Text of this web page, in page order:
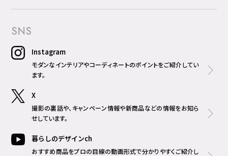
SNS
Instagram
モダンなインテリアやコーディネートのポイントをご紹介してい
ます。
X
撮影の裏話や、キャンペーン情報や新商品などの情報をお知ら
せしています。
暮らしのデザインch
おすすめ商品をプロの目線の動画形式で分かりやすくご紹介し